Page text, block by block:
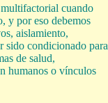
cuando
y por eso debemos
aislamiento,
sido condicionado para
de salud,
humanos o vínculos